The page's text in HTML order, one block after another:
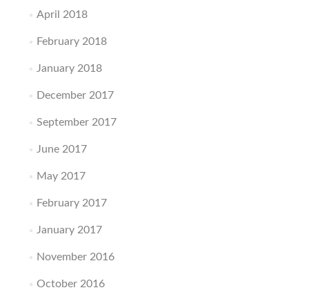
April 2018
February 2018
January 2018
December 2017
September 2017
June 2017
May 2017
February 2017
January 2017
November 2016
October 2016